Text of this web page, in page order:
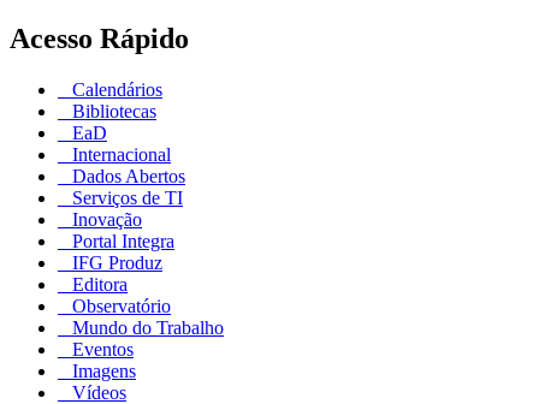
Acesso Rápido
Calendários
Bibliotecas
EaD
Internacional
Dados Abertos
Serviços de TI
Inovação
Portal Integra
IFG Produz
Editora
Observatório
Mundo do Trabalho
Eventos
Imagens
Vídeos